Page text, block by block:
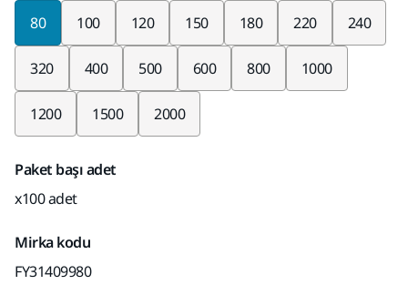
80 100 120 150 180 220 240
320 400 500 600 800 1000
1200 1500 2000
Paket başı adet
x100 adet
Mirka kodu
FY31409980